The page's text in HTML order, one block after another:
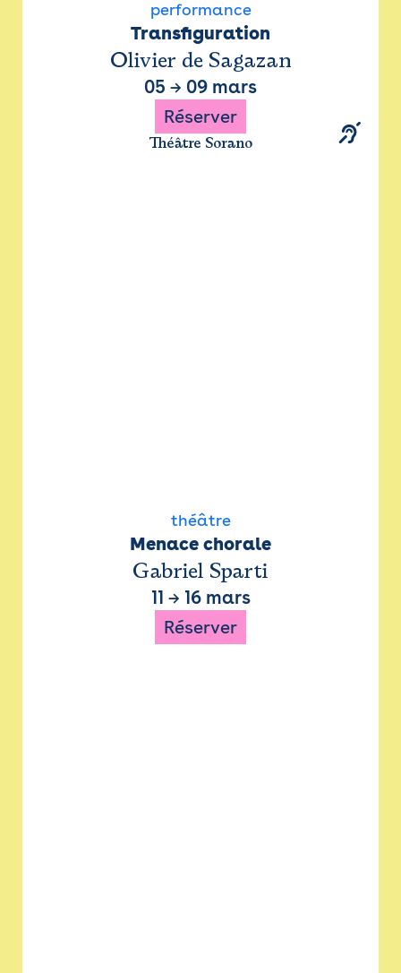
performance
Transfiguration
Olivier de Sagazan
05 → 09 mars
Réserver
Théâtre Sorano
théâtre
Menace chorale
Gabriel Sparti
11 → 16 mars
Réserver